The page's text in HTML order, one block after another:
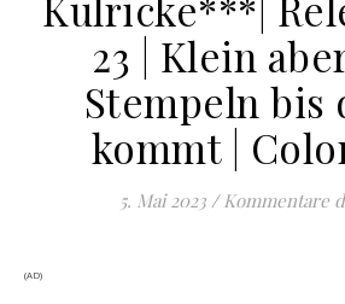
23 | Klein
Stempeln bis
kommt |
5. Mai 2023 / Kommentare
(AD)